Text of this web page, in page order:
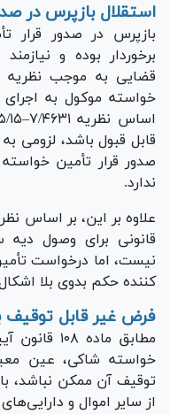
استقلال بازپرس در
بازپرس در صدور قرار
برخوردار بوده و
خواسته موکول به
قابل قبول باشد، لزومی
صدور قرار تأمین
ندارد.
قانونی برای وصول
نیست، اما درخواست
کننده حکم بدوی بلا
فرض غیر قابل
مطابق
خواسته شاکی، عین
توقیف آن ممکن نباشد،
از سایر اموال و